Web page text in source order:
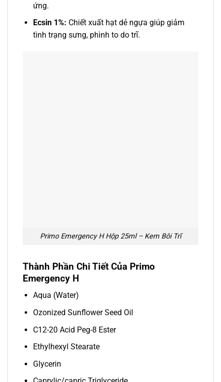
ứng.
Ecsin 1%: Chiết xuất hạt dẻ ngựa giúp giảm
tình trạng sưng, phình to do trĩ.
Primo Emergency H Hộp 25ml – Kem Bôi Trĩ
Thành Phần Chi Tiết Của Primo
Emergency H
Aqua (Water)
Ozonized Sunflower Seed Oil
C12-20 Acid Peg-8 Ester
Ethylhexyl Stearate
Glycerin